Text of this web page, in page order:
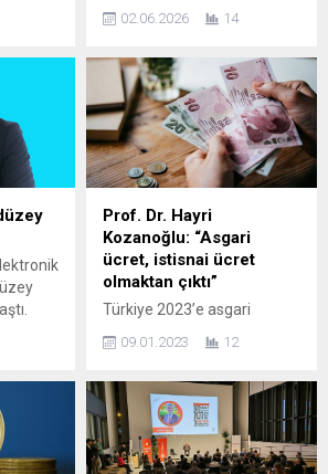
Arif
600
Bursa Milletvekili ve geçmiş
dönem Nilüfer Belediye
Şimşek, Bursa’nın sanayi
geleceğine ilişkin dikkat
çeken değerlendirmelerde
bulundu. Aynı zamanda
#ZONEİnşaat,
#ZOOMMühendislik ve
#ZOONEGmbH bünyesinde
çalışmalarını sürdüren
Şimşek, Bursa’nın yalnızca
üretim gücüyle değil, çevreci
ve sürdürülebilir sanayi
anlayışıyla da Türkiye’ye
örnek olması gerektiğini
02.06.2026 14
başta
Prof. Dr. Hayri
Kozanoğlu: “Asgari
ücret, istisnai ücret
olmaktan çıktı”
Türkiye 2023’e asgari
maaşlarına yapılan
enflasyonda düşüş
beklentileri ile girdi. 2022’de
asgari ücrete kademeli
yapılan %95 zamma ek
09.01.2023 12